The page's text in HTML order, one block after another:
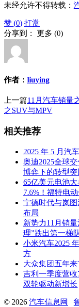
未经允许不得转载：
赞 (0) 打赏
分享到： 更多 (0)
作者： liuying
上一篇11月汽车销量
之SUV与MPV
相关推荐
2025 年 5 月汽
奥迪2025全球
博弈下的转型突
65亿美元电池
7.6%！福特电
宁德时代与岚
布局
新势力11月销
理”跌出第一梯
小米汽车2025
方
大众集团五年
吉利一季度营
双轮驱动新增长
© 2026 汽车信息网